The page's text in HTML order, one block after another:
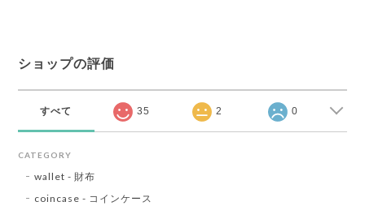
ショップの評価
すべて 35 2 0
CATEGORY
wallet - 財布
coincase - コインケース